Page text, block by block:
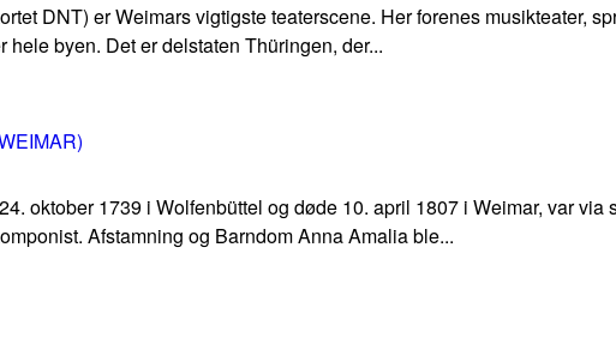
DNT) er Weimars vigtigste teaterscene. Her forenes musikteater,
byen. Det er delstaten Thüringen, der...
oktober 1739 i Wolfenbüttel og døde 10. april 1807 i Weimar, var
Afstamning og Barndom Anna Amalia ble...